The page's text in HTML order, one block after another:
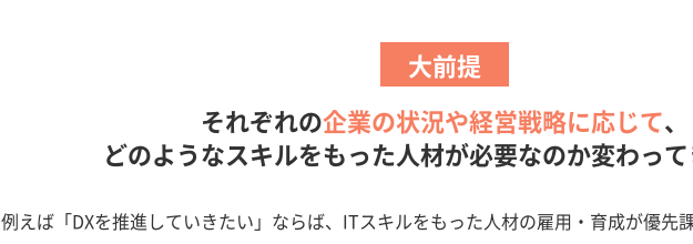
大前提
それぞれの企業の状況や経営戦略に応じて、
どのようなスキルをもった人材が必要なのか変わっ
例えば「DXを推進していきたい」ならば、ITスキルをもった人材の雇用・育成が優先